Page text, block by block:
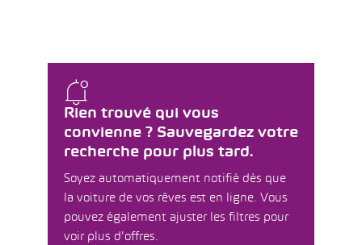
Rien trouvé qui vous
convienne ? Sauvegardez votre
recherche pour plus tard.
Soyez automatiquement notifié dès que
la voiture de vos rêves est en ligne. Vous
pouvez également ajuster les filtres pour
voir plus d'offres.